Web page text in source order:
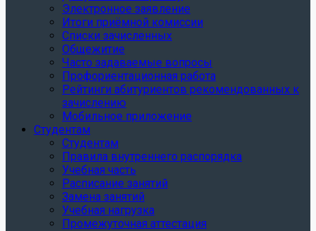
Электронное заявление
Итоги приёмной комиссии
Списки зачисленных
Общежитие
Часто задаваемые вопросы
Профориентационная работа
Рейтинги абитуриентов рекомендованных к
зачислению
Мобильное приложение
Студентам
Студентам
Правила внутреннего распорядка
Учебная часть
Расписание занятий
Замена занятий
Учебная нагрузка
Промежуточная аттестация